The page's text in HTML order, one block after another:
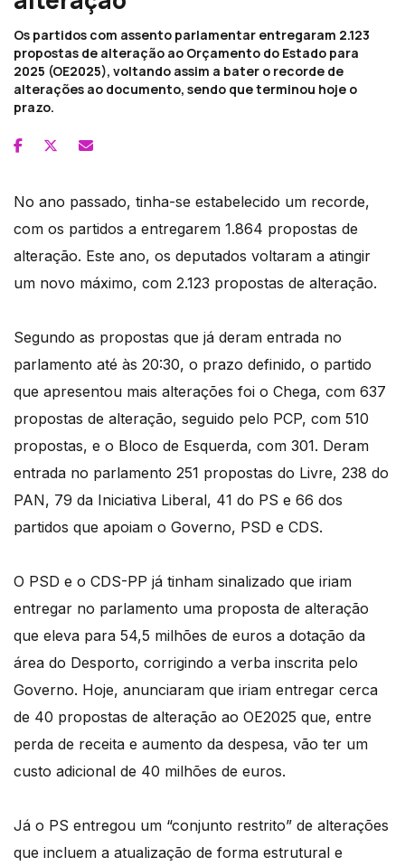
Os partidos com assento parlamentar entregaram 2.123
propostas de alteração ao Orçamento do Estado para
2025 (OE2025), voltando assim a bater o recorde de
alterações ao documento, sendo que terminou hoje o
prazo.
No ano passado, tinha-se estabelecido um recorde,
com os partidos a entregarem 1.864 propostas de
alteração. Este ano, os deputados voltaram a atingir
um novo máximo, com 2.123 propostas de alteração.
Segundo as propostas que já deram entrada no
parlamento até às 20:30, o prazo definido, o partido
que apresentou mais alterações foi o Chega, com 637
propostas de alteração, seguido pelo PCP, com 510
propostas, e o Bloco de Esquerda, com 301. Deram
entrada no parlamento 251 propostas do Livre, 238 do
PAN, 79 da Iniciativa Liberal, 41 do PS e 66 dos
partidos que apoiam o Governo, PSD e CDS.
O PSD e o CDS-PP já tinham sinalizado que iriam
entregar no parlamento uma proposta de alteração
que eleva para 54,5 milhões de euros a dotação da
área do Desporto, corrigindo a verba inscrita pelo
Governo. Hoje, anunciaram que iriam entregar cerca
de 40 propostas de alteração ao OE2025 que, entre
perda de receita e aumento da despesa, vão ter um
custo adicional de 40 milhões de euros.
Já o PS entregou um “conjunto restrito” de alterações
que incluem a atualização de forma estrutural e